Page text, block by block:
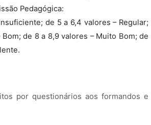
Pedagógica:
de 5 a 6,4 valores – Regular;
Bom; de 8 a 8,9 valores – Muito Bom; de
por questionários aos formandos e